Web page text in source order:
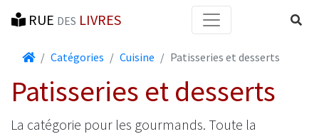
RUE DES LIVRES
AccueilCatégories Cuisine Patisseries et desserts
Patisseries et desserts
La catégorie pour les gourmands. Toute la